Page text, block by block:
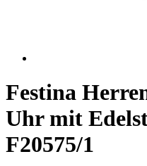
Festina
Uhr mit
F20575/1